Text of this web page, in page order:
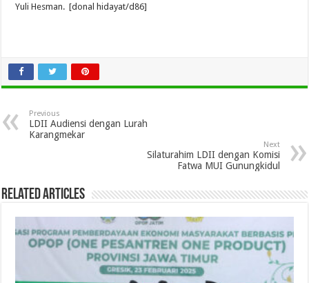
Yuli Hesman. [donal hidayat/d86]
Previous
LDII Audiensi dengan Lurah
Karangmekar
Next
Silaturahim LDII dengan Komisi
Fatwa MUI Gunungkidul
Related Articles